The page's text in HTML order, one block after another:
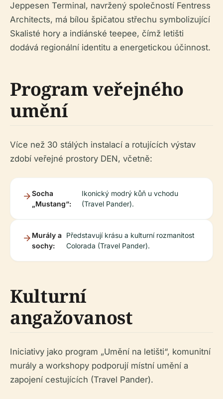
Jeppesen Terminal, navržený společností Fentress
Architects, má bílou špičatou střechu symbolizující
Skalisté hory a indiánské teepee, čímž letišti
dodává regionální identitu a energetickou účinnost.
Program veřejného
umění
Více než 30 stálých instalací a rotujících výstav
zdobí veřejné prostory DEN, včetně:
Socha
„Mustang“:
Ikonický modrý kůň u vchodu
(Travel Pander).
Murály a
sochy:
Představují krásu a kulturní rozmanitost
Colorada (Travel Pander).
Kulturní
angažovanost
Iniciativy jako program „Umění na letišti“, komunitní
murály a workshopy podporují místní umění a
zapojení cestujících (Travel Pander).